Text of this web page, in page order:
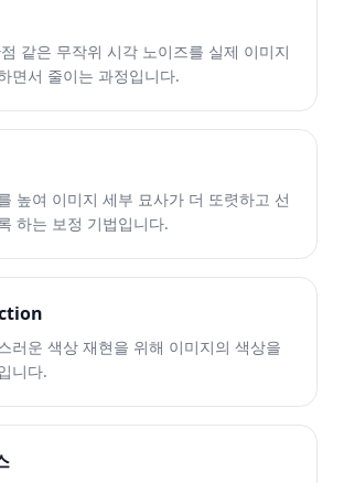
같은 무작위 시각 노이즈를 실제 이미지
면서 줄이는 과정입니다.
높여 이미지 세부 묘사가 더 또렷하고 선
하는 보정 기법입니다.
러운 색상 재현을 위해 이미지의 색상을
니다.